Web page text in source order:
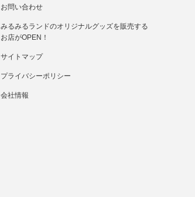
お問い合わせ
みるみるランドのオリジナルグッズを販売する
お店がOPEN！
サイトマップ
プライバシーポリシー
会社情報